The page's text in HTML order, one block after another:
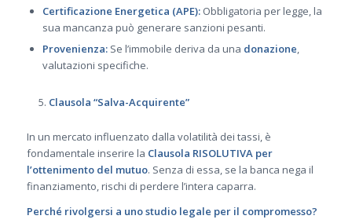
Certificazione Energetica (APE):Obbligatoria per legge, la
sua mancanza può generare sanzioni pesanti.
Provenienza:Se l’immobile deriva da una donazione,
valutazioni specifiche.
Clausola “Salva-Acquirente”
In un mercato influenzato dalla volatilità dei tassi, è
fondamentale inserire la Clausola RISOLUTIVA per
l’ottenimento del mutuo. Senza di essa, se la banca nega il
finanziamento, rischi di perdere l’intera caparra.
Perché rivolgersi a uno studio legale per il compromesso?